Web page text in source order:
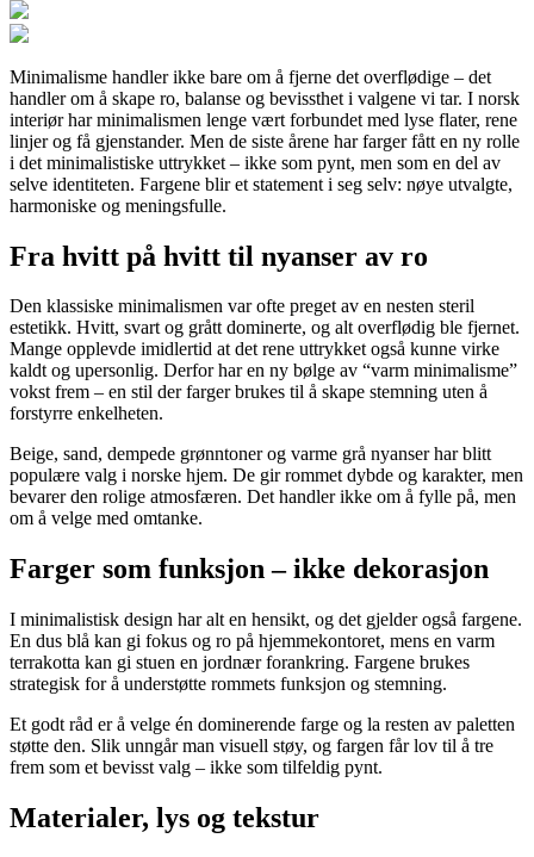
Minimalisme handler ikke bare om å fjerne det overflødige – det
handler om å skape ro, balanse og bevissthet i valgene vi tar. I norsk
interiør har minimalismen lenge vært forbundet med lyse flater, rene
linjer og få gjenstander. Men de siste årene har farger fått en ny rolle
i det minimalistiske uttrykket – ikke som pynt, men som en del av
selve identiteten. Fargene blir et statement i seg selv: nøye utvalgte,
harmoniske og meningsfulle.
Fra hvitt på hvitt til nyanser av ro
Den klassiske minimalismen var ofte preget av en nesten steril
estetikk. Hvitt, svart og grått dominerte, og alt overflødig ble fjernet.
Mange opplevde imidlertid at det rene uttrykket også kunne virke
kaldt og upersonlig. Derfor har en ny bølge av “varm minimalisme”
vokst frem – en stil der farger brukes til å skape stemning uten å
forstyrre enkelheten.
Beige, sand, dempede grønntoner og varme grå nyanser har blitt
populære valg i norske hjem. De gir rommet dybde og karakter, men
bevarer den rolige atmosfæren. Det handler ikke om å fylle på, men
om å velge med omtanke.
Farger som funksjon – ikke dekorasjon
I minimalistisk design har alt en hensikt, og det gjelder også fargene.
En dus blå kan gi fokus og ro på hjemmekontoret, mens en varm
terrakotta kan gi stuen en jordnær forankring. Fargene brukes
strategisk for å understøtte rommets funksjon og stemning.
Et godt råd er å velge én dominerende farge og la resten av paletten
støtte den. Slik unngår man visuell støy, og fargen får lov til å tre
frem som et bevisst valg – ikke som tilfeldig pynt.
Materialer, lys og tekstur